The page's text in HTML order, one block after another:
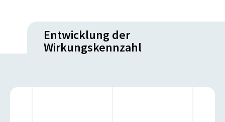
Entwicklung der
Wirkungskennzahl